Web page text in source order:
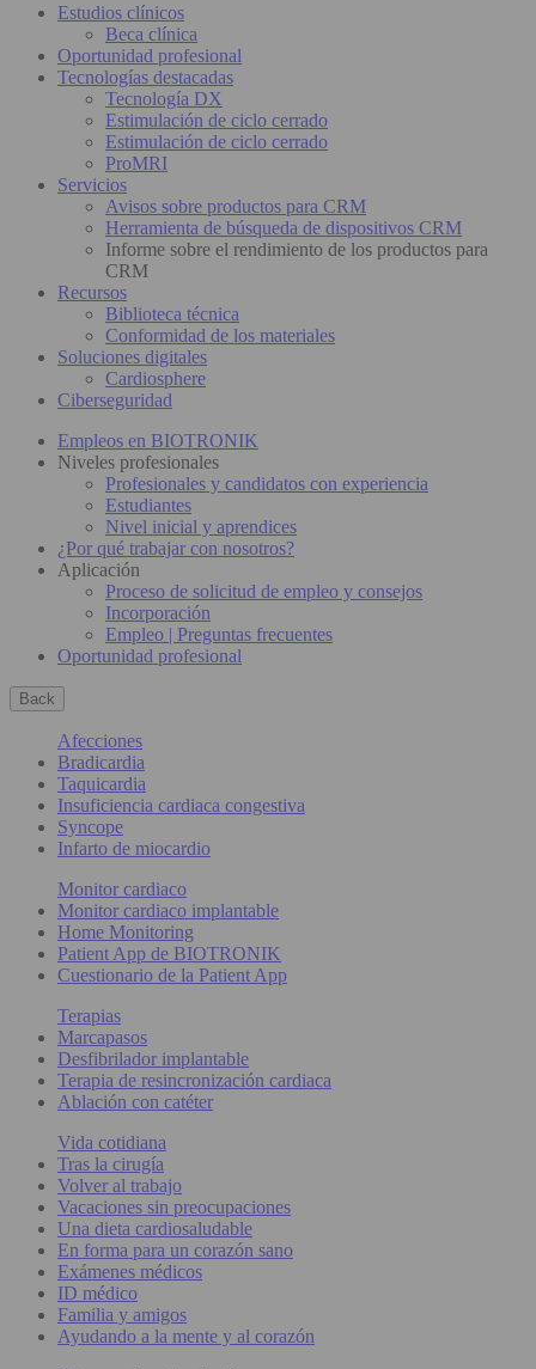
Estudios clínicos
Beca clínica
Oportunidad profesional
Tecnologías destacadas
Tecnología DX
Estimulación de ciclo cerrado
Estimulación de ciclo cerrado
ProMRI
Servicios
Avisos sobre productos para CRM
Herramienta de búsqueda de dispositivos CRM
Informe sobre el rendimiento de los productos para
CRM
Recursos
Biblioteca técnica
Conformidad de los materiales
Soluciones digitales
Cardiosphere
Ciberseguridad
Empleos en BIOTRONIK
Niveles profesionales
Profesionales y candidatos con experiencia
Estudiantes
Nivel inicial y aprendices
¿Por qué trabajar con nosotros?
Aplicación
Proceso de solicitud de empleo y consejos
Incorporación
Empleo | Preguntas frecuentes
Oportunidad profesional
Back
Afecciones
Bradicardia
Taquicardia
Insuficiencia cardiaca congestiva
Syncope
Infarto de miocardio
Monitor cardiaco
Monitor cardiaco implantable
Home Monitoring
Patient App de BIOTRONIK
Cuestionario de la Patient App
Terapias
Marcapasos
Desfibrilador implantable
Terapia de resincronización cardiaca
Ablación con catéter
Vida cotidiana
Tras la cirugía
Volver al trabajo
Vacaciones sin preocupaciones
Una dieta cardiosaludable
En forma para un corazón sano
Exámenes médicos
ID médico
Familia y amigos
Ayudando a la mente y al corazón